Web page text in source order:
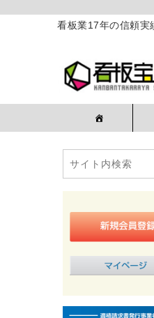
看板業17年の信頼実